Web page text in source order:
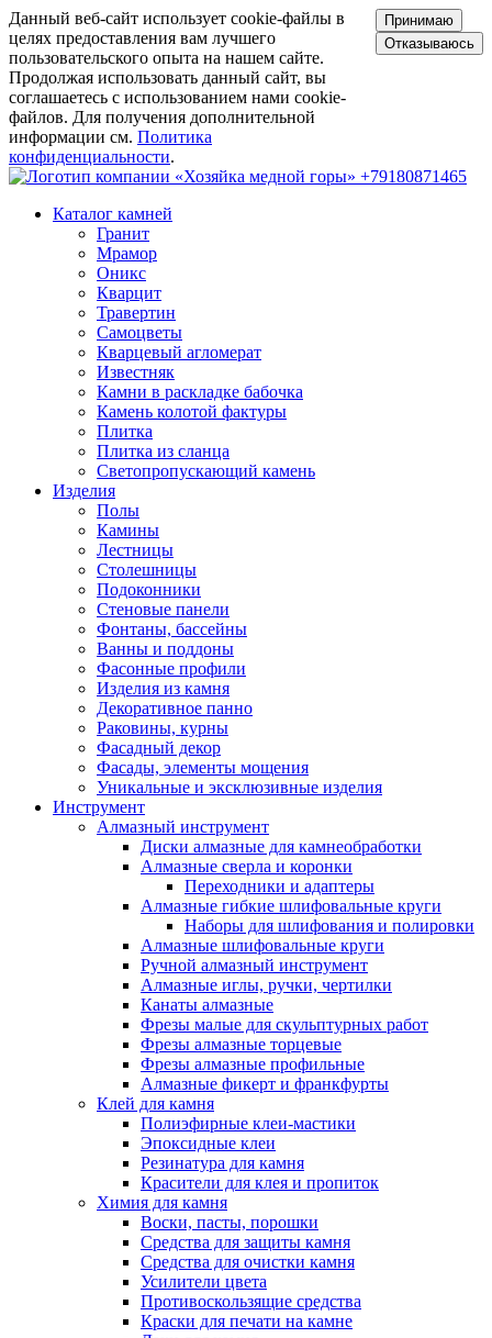
Данный веб-сайт использует cookie-файлы в
целях предоставления вам лучшего
пользовательского опыта на нашем сайте.
Продолжая использовать данный сайт, вы
соглашаетесь с использованием нами cookie-
файлов. Для получения дополнительной
информации см. Политика
конфиденциальности.
Принимаю
Отказываюсь
+79180871465
Каталог камней
Гранит
Мрамор
Оникс
Кварцит
Травертин
Самоцветы
Кварцевый агломерат
Известняк
Камни в раскладке бабочка
Камень колотой фактуры
Плитка
Плитка из сланца
Светопропускающий камень
Изделия
Полы
Камины
Лестницы
Столешницы
Подоконники
Стеновые панели
Фонтаны, бассейны
Ванны и поддоны
Фасонные профили
Изделия из камня
Декоративное панно
Раковины, курны
Фасадный декор
Фасады, элементы мощения
Уникальные и эксклюзивные изделия
Инструмент
Алмазный инструмент
Диски алмазные для камнеобработки
Алмазные сверла и коронки
Переходники и адаптеры
Алмазные гибкие шлифовальные круги
Наборы для шлифования и полировки
Алмазные шлифовальные круги
Ручной алмазный инструмент
Алмазные иглы, ручки, чертилки
Канаты алмазные
Фрезы малые для скульптурных работ
Фрезы алмазные торцевые
Фрезы алмазные профильные
Алмазные фикерт и франкфурты
Клей для камня
Полиэфирные клеи-мастики
Эпоксидные клеи
Резинатура для камня
Красители для клея и пропиток
Химия для камня
Воски, пасты, порошки
Средства для защиты камня
Средства для очистки камня
Усилители цвета
Противоскользящие средства
Краски для печати на камне